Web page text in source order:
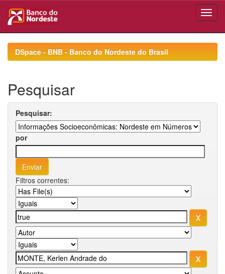
navigationDSpace - BNB - Banco do Nordeste do Brasil
Pesquisar
Pesquisar:
por
Filtros correntes: